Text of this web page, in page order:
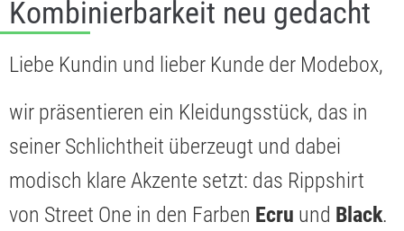
Kombinierbarkeit neu gedacht
Liebe Kundin und lieber Kunde der Modebox,
wir präsentieren ein Kleidungsstück, das in
seiner Schlichtheit überzeugt und dabei
modisch klare Akzente setzt: das Rippshirt
von Street One in den Farben Ecru und Black.